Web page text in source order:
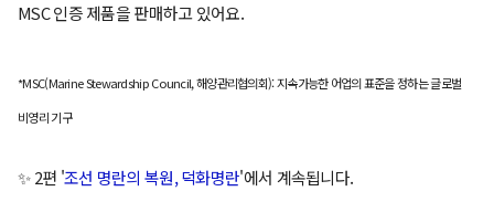
MSC 인증 제품을 판매하고 있어요.
*MSC(Marine Stewardship Council, 해양관리협의회): 지속가능한 어업의 표준을 정하는 글로벌
비영리 기구
✨ 2편 '조선 명란의 복원, 덕화명란'에서 계속됩니다.